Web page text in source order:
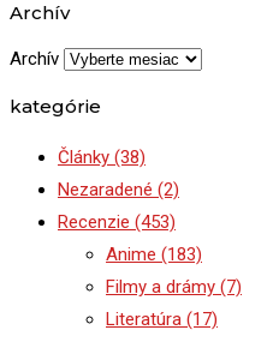
Archív
Archív
kategórie
Články (38)
Nezaradené (2)
Recenzie (453)
Anime (183)
Filmy a drámy (7)
Literatúra (17)